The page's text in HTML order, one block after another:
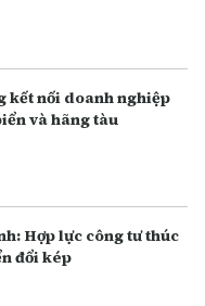
kết nối doanh nghiệp
và hãng tàu
Hợp lực công tư thúc
đổi kép